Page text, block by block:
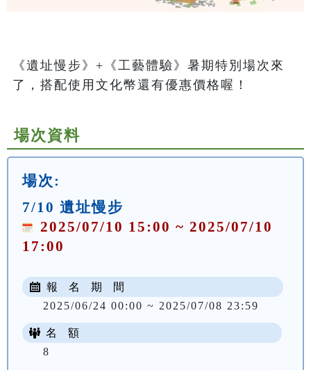
《遺址慢步》+《工藝體驗》暑期特別場次來
了，搭配使用文化幣還有優惠價格喔！
場次資料
場次:
7/10 遺址慢步
2025/07/10 15:00 ~ 2025/07/10
17:00
報 名 期 間
2025/06/24 00:00 ~ 2025/07/08 23:59
名 額
8